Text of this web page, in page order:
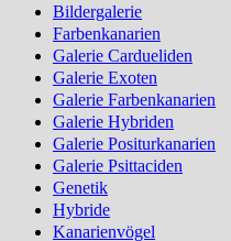
Bildergalerie
Farbenkanarien
Galerie Cardueliden
Galerie Exoten
Galerie Farbenkanarien
Galerie Hybriden
Galerie Positurkanarien
Galerie Psittaciden
Genetik
Hybride
Kanarienvögel